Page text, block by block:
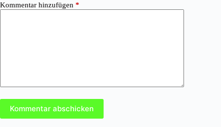
Kommentar hinzufügen *
Kommentar abschicken